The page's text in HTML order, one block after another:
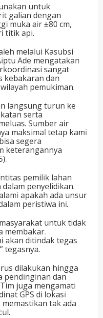
untuk
galian dengan
muka air ±80 cm,
titik api.
melalui Kasubsi
Ade mengatakan
sangat
kebakaran dan
pemukiman.
langsung turun ke
serta
Sumber air
maksimal tetap kami
segera
keterangannya
pemilik lahan
penyelidikan.
apakah ada unsur
peristiwa ini.
untuk tidak
membakar.
akan ditindak tegas
tegasnya.
dilakukan hingga
pendinginan dan
juga mengamati
GPS di lokasi
memastikan tak ada